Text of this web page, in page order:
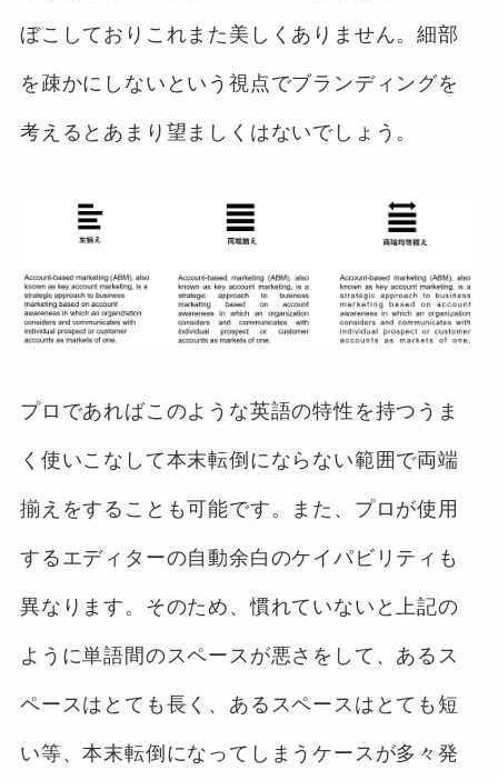
ぼこしておりこれまた美しくありません。細部
を疎かにしないという視点でブランディングを
考えるとあまり望ましくはないでしょう。
プロであればこのような英語の特性を持つうま
く使いこなして本末転倒にならない範囲で両端
揃えをすることも可能です。また、プロが使用
するエディターの自動余白のケイパビリティも
異なります。そのため、慣れていないと上記の
ように単語間のスペースが悪さをして、あるス
ペースはとても長く、あるスペースはとても短
い等、本末転倒になってしまうケースが多々発